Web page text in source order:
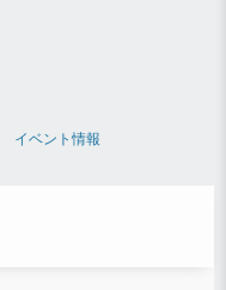
イベント情報